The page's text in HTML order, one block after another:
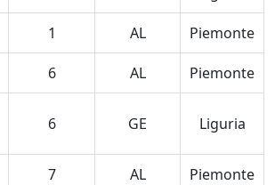
1 AL Piemonte
6 AL Piemonte
6 GE Liguria
7 AL Piemonte